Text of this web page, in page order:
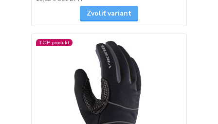
Zvoliť variant
TOP produkt